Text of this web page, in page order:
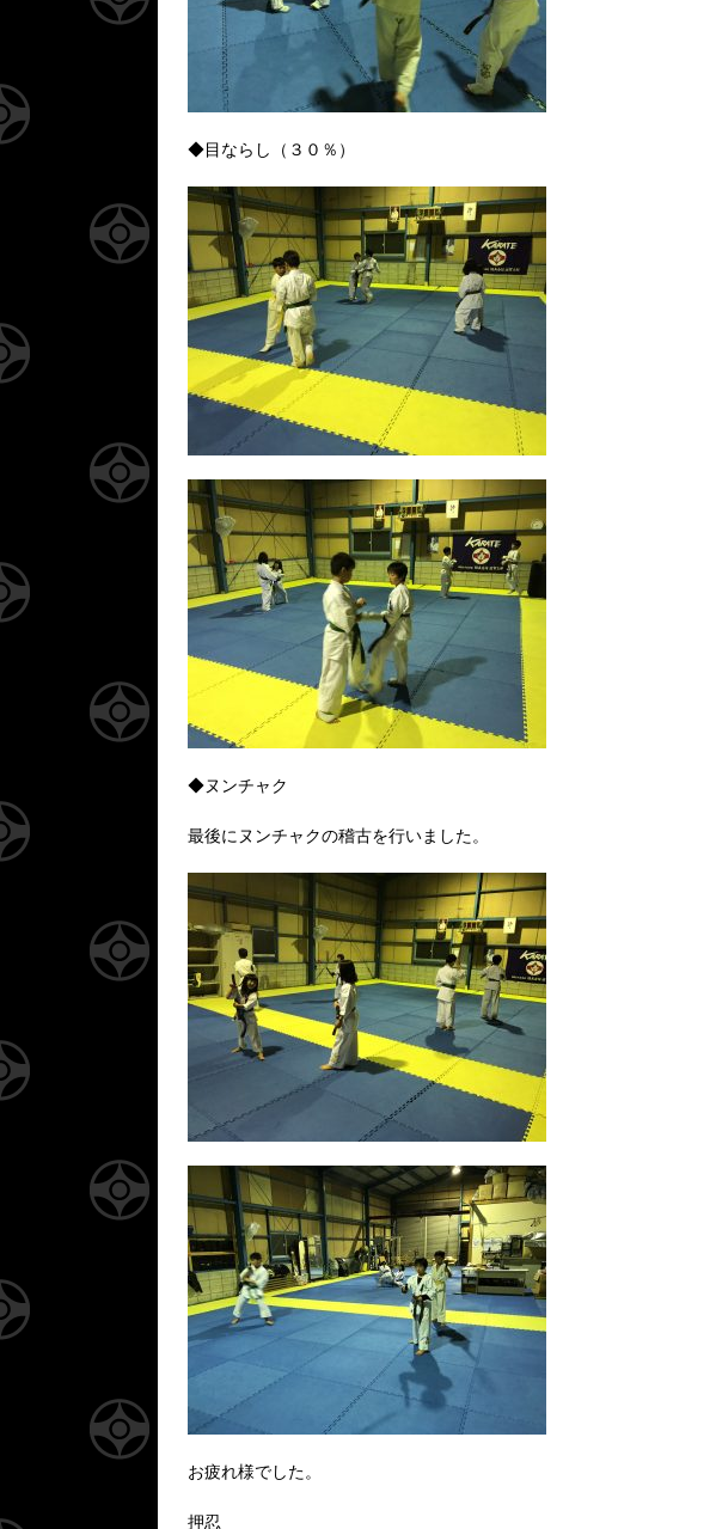
◆目ならし（３０％）
◆ヌンチャク
最後にヌンチャクの稽古を行いました。
お疲れ様でした。
押忍